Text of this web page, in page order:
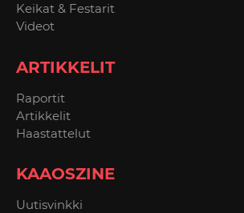
Keikat & Festarit
Videot
ARTIKKELIT
Raportit
Artikkelit
Haastattelut
KAAOSZINE
Uutisvinkki